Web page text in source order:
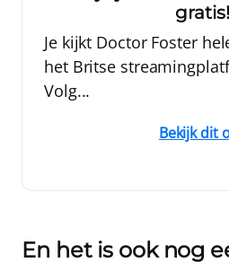
gratis!
Je kijkt Doctor Foster
het Britse
Volg...
Bekijk dit
En het is ook nog